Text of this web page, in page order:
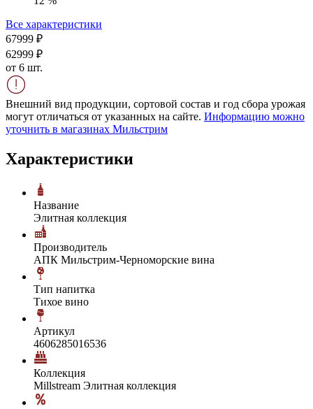
Все характеристики
67999 ₽
62999 ₽
от 6 шт.
Внешний вид продукции, сортовой состав и год сбора урожая
могут отличаться от указанных на сайте. Информацию можно
уточнить в магазинах Мильстрим
Характеристики
Название
Элитная коллекция
Производитель
АПК Мильстрим-Черноморские вина
Тип напитка
Тихое вино
Артикул
4606285016536
Коллекция
Millstream Элитная коллекция